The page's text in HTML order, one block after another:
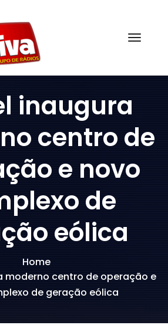
inaugura
centro de
e novo
de
eólica
Home
moderno centro de operação e
de geração eólica